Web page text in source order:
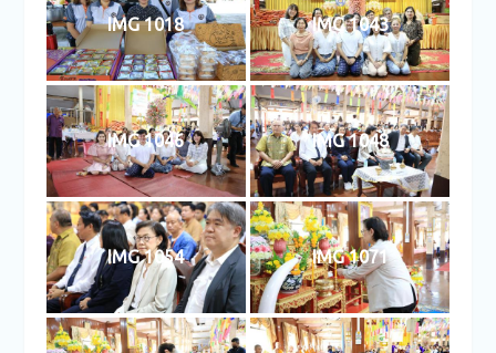
IMG 1018 IMG 1043
IMG 1046 IMG 1048
IMG 1054 IMG 1071